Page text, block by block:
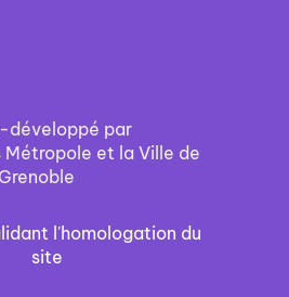
développé par
Métropole et la Ville de
Grenoble